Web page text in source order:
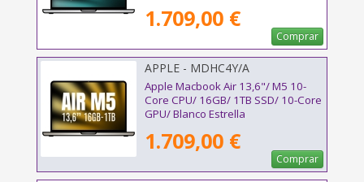
1.709,00 €
Comprar
APPLE - MDHC4Y/A
Apple Macbook Air 13,6"/ M5 10-
Core CPU/ 16GB/ 1TB SSD/ 10-Core
GPU/ Blanco Estrella
1.709,00 €
Comprar